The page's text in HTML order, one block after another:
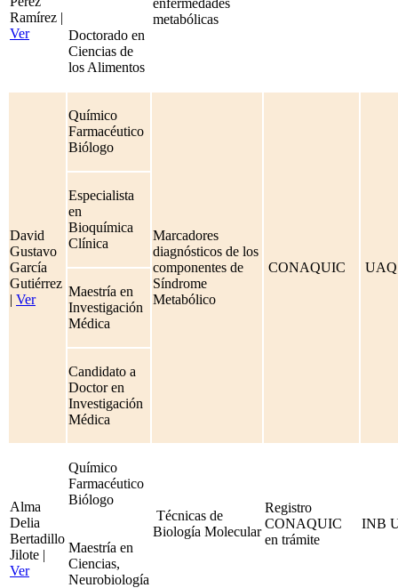
Ramírez |
Ver
metabólicas
Doctorado en
Ciencias de
los Alimentos
David
Gustavo
García
Gutiérrez
| Ver
Químico
Farmacéutico
Biólogo
Marcadores
diagnósticos de los
componentes de
Síndrome
Metabólico
CONAQUIC UAQ
Especialista
en
Bioquímica
Clínica
Maestría en
Investigación
Médica
Candidato a
Doctor en
Investigación
Médica
Alma
Delia
Bertadillo
Jilote |
Ver
Químico
Farmacéutico
Biólogo
Técnicas de
Biología Molecular
Registro
CONAQUIC
en trámite
INB
Maestría en
Ciencias,
Neurobiología